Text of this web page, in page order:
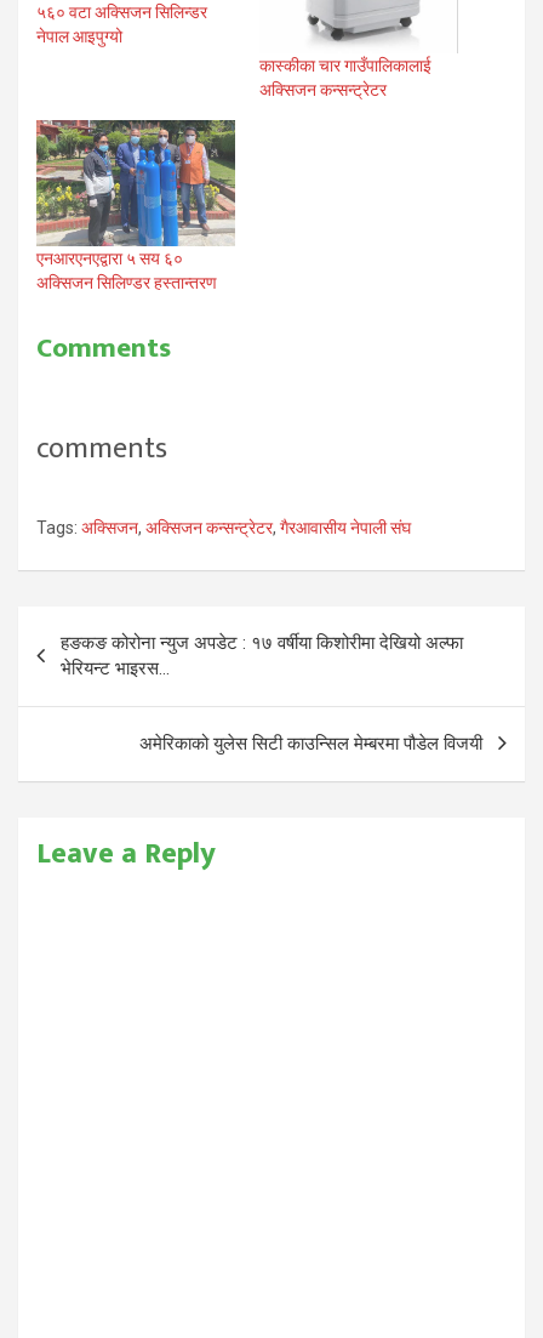
५६० वटा अक्सिजन सिलिन्डर
नेपाल आइपुग्यो
कास्कीका चार गाउँपालिकालाई
अक्सिजन कन्सन्ट्रेटर
एनआरएनएद्वारा ५ सय ६०
अक्सिजन सिलिण्डर हस्तान्तरण
Comments
comments
Tags: अक्सिजन, अक्सिजन कन्सन्ट्रेटर, गैरआवासीय नेपाली संघ
Post
navigation
हङकङ कोरोना न्युज अपडेट : १७ वर्षीया किशोरीमा देखियो अल्फा
भेरियन्ट भाइरस…
अमेरिकाको युलेस सिटी काउन्सिल मेम्बरमा पौडेल विजयी
Leave a Reply